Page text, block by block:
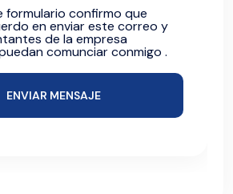
formulario confirmo que
en enviar este correo y
de la empresa
comunciar conmigo .